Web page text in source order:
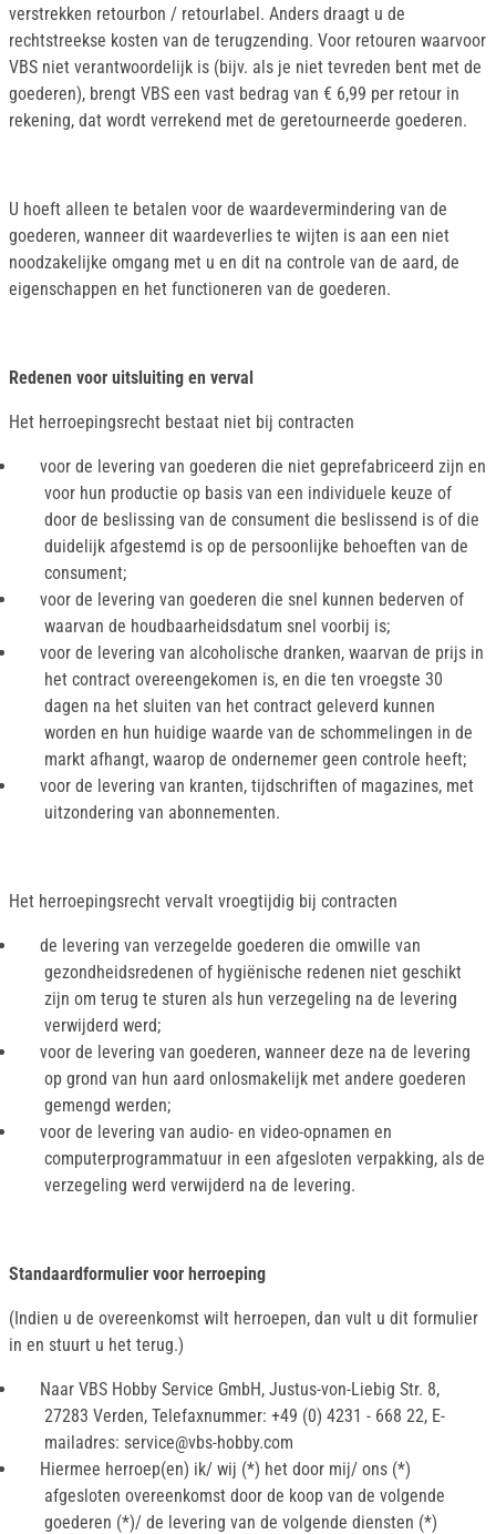
verstrekken retourbon / retourlabel. Anders draagt u de
rechtstreekse kosten van de terugzending. Voor retouren waarvoor
VBS niet verantwoordelijk is (bijv. als je niet tevreden bent met de
goederen), brengt VBS een vast bedrag van € 6,99 per retour in
rekening, dat wordt verrekend met de geretourneerde goederen.
U hoeft alleen te betalen voor de waardevermindering van de
goederen, wanneer dit waardeverlies te wijten is aan een niet
noodzakelijke omgang met u en dit na controle van de aard, de
eigenschappen en het functioneren van de goederen.
Redenen voor uitsluiting en verval
Het herroepingsrecht bestaat niet bij contracten
voor de levering van goederen die niet geprefabriceerd zijn en
voor hun productie op basis van een individuele keuze of
door de beslissing van de consument die beslissend is of die
duidelijk afgestemd is op de persoonlijke behoeften van de
consument;
voor de levering van goederen die snel kunnen bederven of
waarvan de houdbaarheidsdatum snel voorbij is;
voor de levering van alcoholische dranken, waarvan de prijs in
het contract overeengekomen is, en die ten vroegste 30
dagen na het sluiten van het contract geleverd kunnen
worden en hun huidige waarde van de schommelingen in de
markt afhangt, waarop de ondernemer geen controle heeft;
voor de levering van kranten, tijdschriften of magazines, met
uitzondering van abonnementen.
Het herroepingsrecht vervalt vroegtijdig bij contracten
de levering van verzegelde goederen die omwille van
gezondheidsredenen of hygiënische redenen niet geschikt
zijn om terug te sturen als hun verzegeling na de levering
verwijderd werd;
voor de levering van goederen, wanneer deze na de levering
op grond van hun aard onlosmakelijk met andere goederen
gemengd werden;
voor de levering van audio- en video-opnamen en
computerprogrammatuur in een afgesloten verpakking, als de
verzegeling werd verwijderd na de levering.
Standaardformulier voor herroeping
(Indien u de overeenkomst wilt herroepen, dan vult u dit formulier
in en stuurt u het terug.)
Naar VBS Hobby Service GmbH, Justus-von-Liebig Str. 8,
27283 Verden, Telefaxnummer: +49 (0) 4231 - 668 22, E-
mailadres: service@vbs-hobby.com
Hiermee herroep(en) ik/ wij (*) het door mij/ ons (*)
afgesloten overeenkomst door de koop van de volgende
goederen (*)/ de levering van de volgende diensten (*)